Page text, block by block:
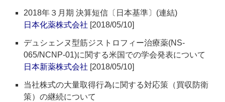
2018年３月期 決算短信〔日本基準〕(連結)
日本化薬株式会社 [2018/05/10]
デュシェンヌ型筋ジストロフィー治療薬(NS-
065/NCNP-01)に関する米国での学会発表について
日本新薬株式会社 [2018/05/10]
当社株式の大量取得行為に関する対応策（買収防衛
策）の継続について